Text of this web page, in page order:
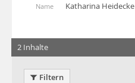
Name Katharina Heidecke
2 Inhalte
Filtern